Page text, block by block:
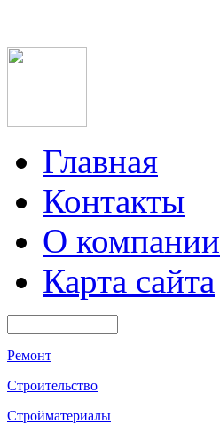
Главная
Контакты
О компании
Карта сайта
Ремонт
Строительство
Стройматериалы